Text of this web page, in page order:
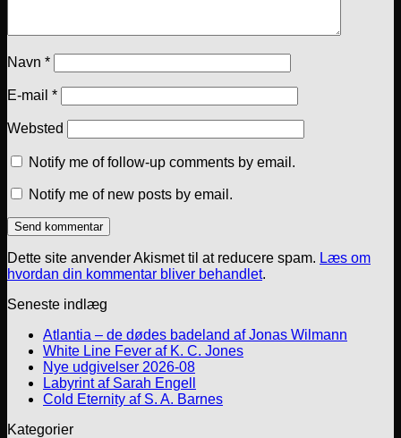
Navn *
E-mail *
Websted
Notify me of follow-up comments by email.
Notify me of new posts by email.
Dette site anvender Akismet til at reducere spam. Læs om
hvordan din kommentar bliver behandlet.
Seneste indlæg
Atlantia – de dødes badeland af Jonas Wilmann
White Line Fever af K. C. Jones
Nye udgivelser 2026-08
Labyrint af Sarah Engell
Cold Eternity af S. A. Barnes
Kategorier